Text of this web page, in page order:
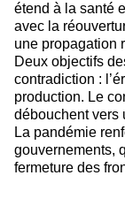
étend à la santé
avec la
une propagation
Deux objectifs
contradiction :
production. Le
débouchent vers
La pandémie
gouvernements,
fermeture des